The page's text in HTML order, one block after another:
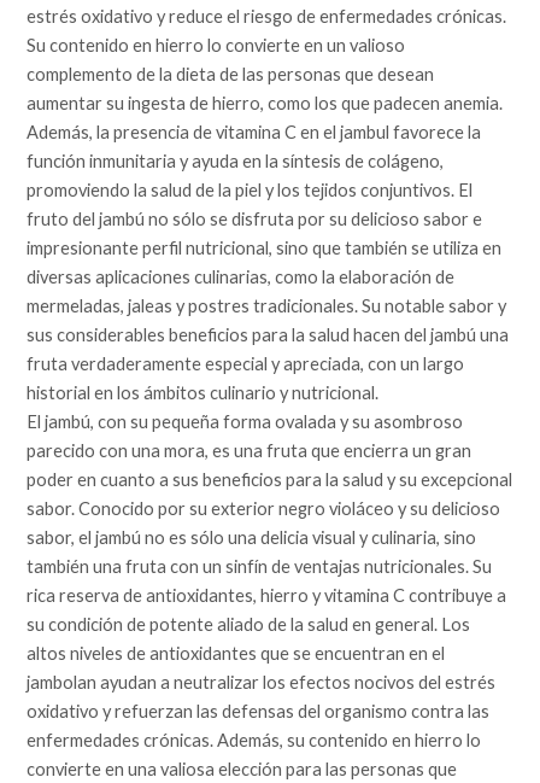
estrés oxidativo y reduce el riesgo de enfermedades crónicas.
Su contenido en hierro lo convierte en un valioso
complemento de la dieta de las personas que desean
aumentar su ingesta de hierro, como los que padecen anemia.
Además, la presencia de vitamina C en el jambul favorece la
función inmunitaria y ayuda en la síntesis de colágeno,
promoviendo la salud de la piel y los tejidos conjuntivos. El
fruto del jambú no sólo se disfruta por su delicioso sabor e
impresionante perfil nutricional, sino que también se utiliza en
diversas aplicaciones culinarias, como la elaboración de
mermeladas, jaleas y postres tradicionales. Su notable sabor y
sus considerables beneficios para la salud hacen del jambú una
fruta verdaderamente especial y apreciada, con un largo
historial en los ámbitos culinario y nutricional.
El jambú, con su pequeña forma ovalada y su asombroso
parecido con una mora, es una fruta que encierra un gran
poder en cuanto a sus beneficios para la salud y su excepcional
sabor. Conocido por su exterior negro violáceo y su delicioso
sabor, el jambú no es sólo una delicia visual y culinaria, sino
también una fruta con un sinfín de ventajas nutricionales. Su
rica reserva de antioxidantes, hierro y vitamina C contribuye a
su condición de potente aliado de la salud en general. Los
altos niveles de antioxidantes que se encuentran en el
jambolan ayudan a neutralizar los efectos nocivos del estrés
oxidativo y refuerzan las defensas del organismo contra las
enfermedades crónicas. Además, su contenido en hierro lo
convierte en una valiosa elección para las personas que